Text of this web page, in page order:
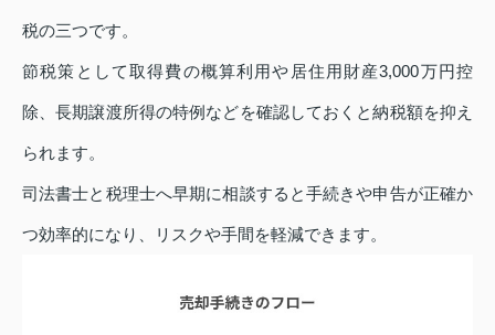
税の三つです。
節税策として取得費の概算利用や居住用財産3,000万円控
除、長期譲渡所得の特例などを確認しておくと納税額を抑え
られます。
司法書士と税理士へ早期に相談すると手続きや申告が正確か
つ効率的になり、リスクや手間を軽減できます。